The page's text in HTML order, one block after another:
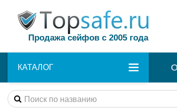
Продажа сейфов с 2005 года
КАТАЛОГ